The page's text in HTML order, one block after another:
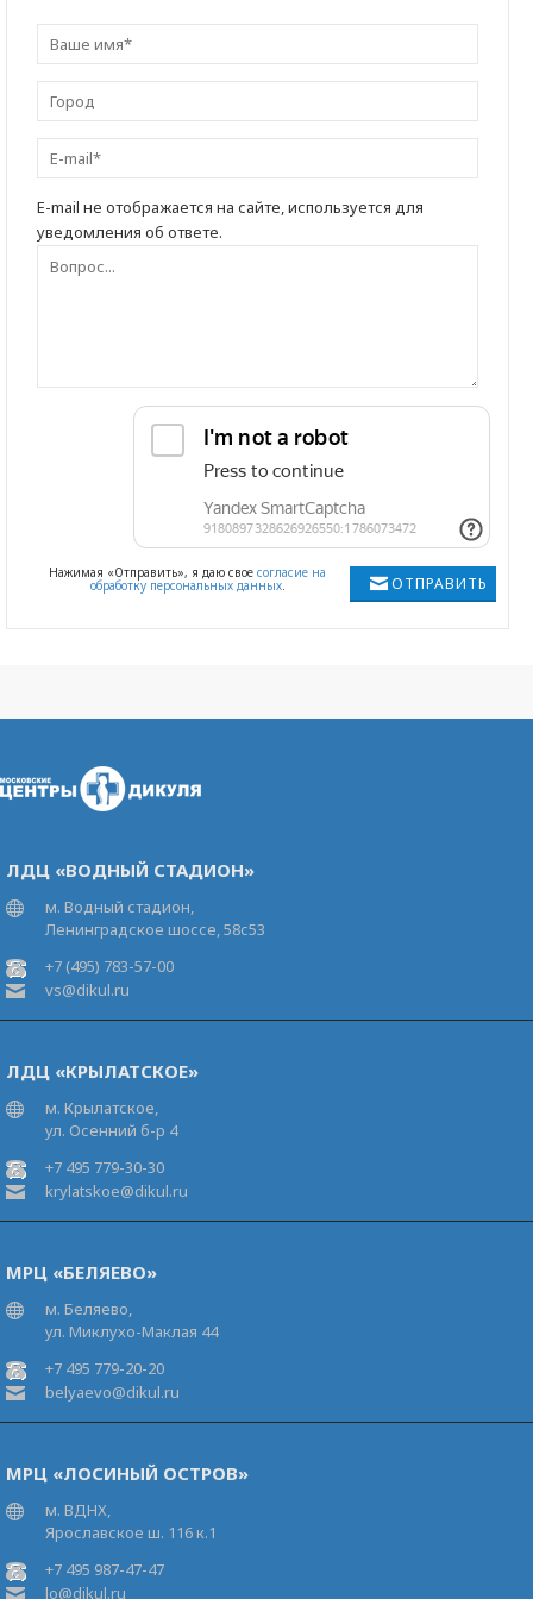
E-mail не отображается на сайте, используется для
уведомления об ответе.
ОТПРАВИТЬ
Нажимая «Отправить», я даю свое согласие на
обработку персональных данных.
ЛДЦ «ВОДНЫЙ СТАДИОН»
м. Водный стадион,
Ленинградское шоссе, 58с53
+7 (495) 783-57-00
vs@dikul.ru
ЛДЦ «КРЫЛАТСКОЕ»
м. Крылатское,
ул. Осенний б-р 4
+7 495 779-30-30
krylatskoe@dikul.ru
МРЦ «БЕЛЯЕВО»
м. Беляево,
ул. Миклухо-Маклая 44
+7 495 779-20-20
belyaevo@dikul.ru
МРЦ «ЛОСИНЫЙ ОСТРОВ»
м. ВДНХ,
Ярославское ш. 116 к.1
+7 495 987-47-47
lo@dikul.ru